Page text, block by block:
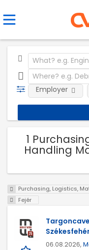
Employer
1
Handling
Purchasing, Logistics,
Fejér
06.08.2026,